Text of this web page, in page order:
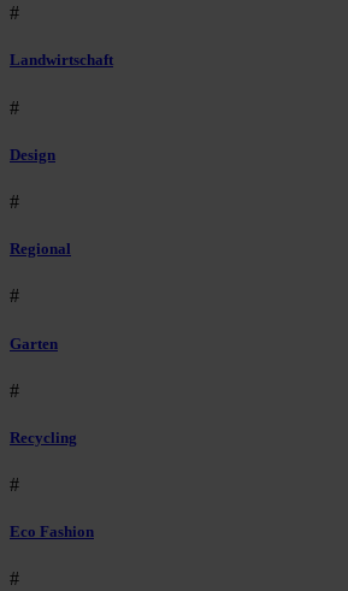
#
Landwirtschaft
#
Design
#
Regional
#
Garten
#
Recycling
#
Eco Fashion
#